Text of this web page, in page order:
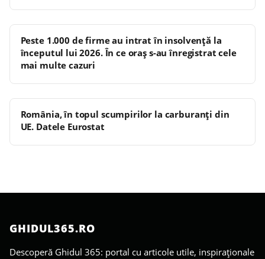
Peste 1.000 de firme au intrat în insolvență la
începutul lui 2026. În ce oraș s-au înregistrat cele
mai multe cazuri
România, în topul scumpirilor la carburanți din
UE. Datele Eurostat
GHIDUL365.RO
Descoperă Ghidul 365: portal cu articole utile, inspiraționale